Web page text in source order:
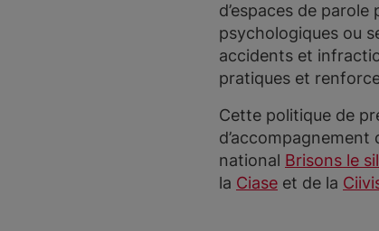
d’espaces de
psychologiques ou
accidents et
pratiques et
Cette politique de
national Brisons le
la Ciase et de la